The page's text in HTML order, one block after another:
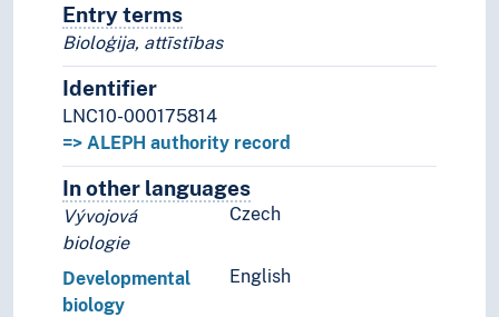
Entry termsAlternative terms for the concept.
Bioloģija, attīstības
Identifier
LNC10-000175814
=> ALEPH authority record
In other languagesTerms for the concept in
Czech
Vývojová
biologie
English
Developmental
biology